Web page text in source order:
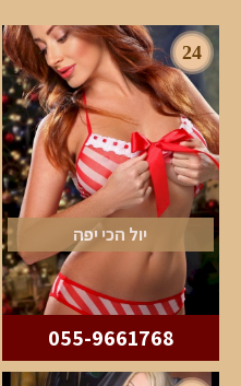
24
יול הכי יפה
055-9661768